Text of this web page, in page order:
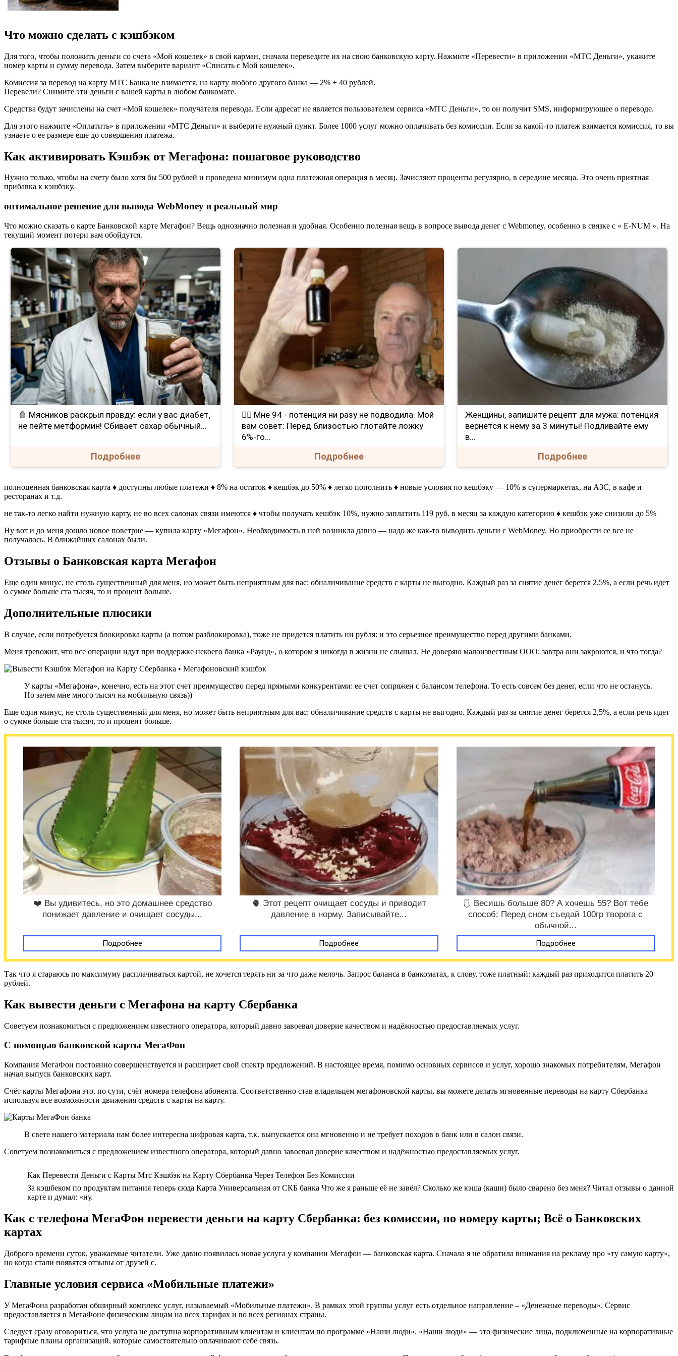
Что можно сделать с кэшбэком
Для того, чтобы положить деньги со счета «Мой кошелек» в свой карман, сначала переведите их на свою банковскую карту. Нажмите «Перевести» в приложении «МТС Деньги», укажите
номер карты и сумму перевода. Затем выберите вариант «Списать с Мой кошелек».
Комиссия за перевод на карту МТС Банка не взимается, на карту любого другого банка — 2% + 40 рублей.
Перевели? Снимите эти деньги с вашей карты в любом банкомате.
Средства будут зачислены на счет «Мой кошелек» получателя перевода. Если адресат не является пользователем сервиса «МТС Деньги», то он получит SMS, информирующее о переводе.
Для этого нажмите «Оплатить» в приложении «МТС Деньги» и выберите нужный пункт. Более 1000 услуг можно оплачивать без комиссии. Если за какой-то платеж взимается комиссия, то вы
узнаете о ее размере еще до совершения платежа.
Как активировать Кэшбэк от Мегафона: пошаговое руководство
Нужно только, чтобы на счету было хотя бы 500 рублей и проведена минимум одна платежная операция в месяц. Зачисляют проценты регулярно, в середине месяца. Это очень приятная
прибавка к кэшбэку.
оптимальное решение для вывода WebMoney в реальный мир
Что можно сказать о карте Банковской карте Мегафон? Вещь однозначно полезная и удобная. Особенно полезная вещь в вопросе вывода денег с Webmoney, особенно в связке с « E-NUM ». На
текущий момент потери вам обойдутся.
🩸 Мясников раскрыл правду: если у вас диабет,
не пейте метформин! Сбивает сахар обычный...
Подробнее
❤️‍🔥 Мне 94 - потенция ни разу не подводила. Мой
вам совет: Перед близостью глотайте ложку
6%-го...
Подробнее
Женщины, запишите рецепт для мужа: потенция
вернется к нему за 3 минуты! Подливайте ему
в...
Подробнее
полноценная банковская карта ♦ доступны любые платежи ♦ 8% на остаток ♦ кешбэк до 50% ♦ легко пополнить ♦ новые условия по кешбэку — 10% в супермаркетах, на АЗС, в кафе и
ресторанах и т.д.
не так-то легко найти нужную карту, не во всех салонах связи имеются ♦ чтобы получать кешбэк 10%, нужно заплатить 119 руб. в месяц за каждую категорию ♦ кешбэк уже снизили до 5%
Ну вот и до меня дошло новое поветрие — купила карту «Мегафон». Необходимость в ней возникла давно — надо же как-то выводить деньги с WebMoney. Но приобрести ее все не
получалось. В ближайших салонах были.
Отзывы о Банковская карта Мегафон
Еще один минус, не столь существенный для меня, но может быть неприятным для вас: обналичивание средств с карты не выгодно. Каждый раз за снятие денег берется 2,5%, а если речь идет
о сумме больше ста тысяч, то и процент больше.
Дополнительные плюсики
В случае, если потребуется блокировка карты (а потом разблокировка), тоже не придется платить ни рубля: и это серьезное преимущество перед другими банками.
Меня тревожит, что все операции идут при поддержке некоего банка «Раунд», о котором я никогда в жизни не слышал. Не доверяю малоизвестным ООО: завтра они закроются, и что тогда?
У карты «Мегафона», конечно, есть на этот счет преимущество перед прямыми конкурентами: ее счет сопряжен с балансом телефона. То есть совсем без денег, если что не останусь.
Но зачем мне много тысяч на мобильную связь))
Еще один минус, не столь существенный для меня, но может быть неприятным для вас: обналичивание средств с карты не выгодно. Каждый раз за снятие денег берется 2,5%, а если речь идет
о сумме больше ста тысяч, то и процент больше.
❤️ Вы удивитесь, но это домашнее средство
понижает давление и очищает сосуды...
Подробнее
🫀 Этот рецепт очищает сосуды и приводит
давление в норму. Записывайте...
Подробнее
🩱 Весишь больше 80? А хочешь 55? Вот тебе
способ: Перед сном съедай 100гр творога с
обычной...
Подробнее
Так что я стараюсь по максимуму расплачиваться картой, не хочется терять ни за что даже мелочь. Запрос баланса в банкоматах, к слову, тоже платный: каждый раз приходится платить 20
рублей.
Как вывести деньги с Мегафона на карту Сбербанка
Советуем познакомиться с предложением известного оператора, который давно завоевал доверие качеством и надёжностью предоставляемых услуг.
С помощью банковской карты МегаФон
Компания МегаФон постоянно совершенствуется и расширяет свой спектр предложений. В настоящее время, помимо основных сервисов и услуг, хорошо знакомых потребителям, Мегафон
начал выпуск банковских карт.
Счёт карты Мегафона это, по сути, счёт номера телефона абонента. Соответственно став владельцем мегафоновской карты, вы можете делать мгновенные переводы на карту Сбербанка
используя все возможности движения средств с карты на карту.
В свете нашего материала нам более интересна цифровая карта, т.к. выпускается она мгновенно и не требует походов в банк или в салон связи.
Советуем познакомиться с предложением известного оператора, который давно завоевал доверие качеством и надёжностью предоставляемых услуг.
Как Перевести Деньги с Карты Мтс Кэшбэк на Карту Сбербанка Через Телефон Без Комиссии
За кэшбеком по продуктам питания теперь сюда Карта Универсальная от СКБ банка Что же я раньше её не завёл? Сколько же кэша (каши) было сварено без меня? Читал отзывы о данной
карте и думал: «ну.
Как с телефона МегаФон перевести деньги на карту Сбербанка: без комиссии, по номеру карты; Всё о Банковских
картах
Доброго времени суток, уважаемые читатели. Уже давно появилась новая услуга у компании Мегафон — банковская карта. Сначала я не обратила внимания на рекламу про «ту самую карту»,
но когда стали появятся отзывы от друзей с.
Главные условия сервиса «Мобильные платежи»
У МегаФона разработан обширный комплекс услуг, называемый «Мобильные платежи». В рамках этой группы услуг есть отдельное направление – «Денежные переводы». Сервис
предоставляется в МегаФоне физическим лицам на всех тарифах и во всех регионах страны.
Следует сразу оговориться, что услуга не доступна корпоративным клиентам и клиентам по программе «Наши люди». «Наши люди» — это физические лица, подключенные на корпоративные
тарифные планы организаций, которые самостоятельно оплачивают себе связь.